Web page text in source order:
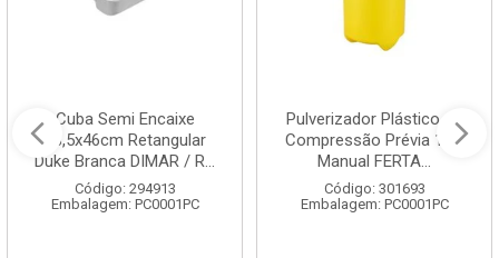
Cuba Semi Encaixe
58,5x46cm Retangular
Duke Branca DIMAR / R...
Código: 294913
Embalagem: PC0001PC
Pulverizador Plástico de
Compressão Prévia 1,5L
Manual FERTA...
Código: 301693
Embalagem: PC0001PC